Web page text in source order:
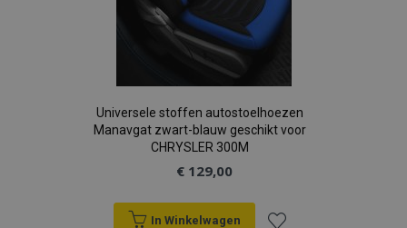
Universele stoffen autostoelhoezen
Manavgat zwart-blauw geschikt voor
CHRYSLER 300M
€ 129,00
In Winkelwagen